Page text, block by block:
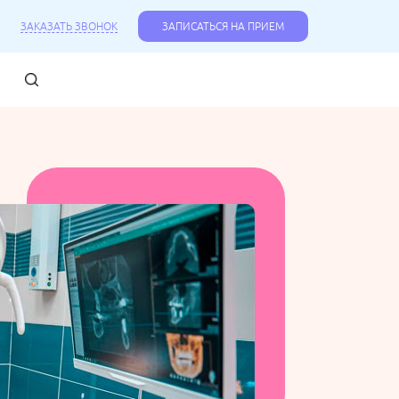
ЗАКАЗАТЬ ЗВОНОК ЗАПИСАТЬСЯ НА ПРИЕМ